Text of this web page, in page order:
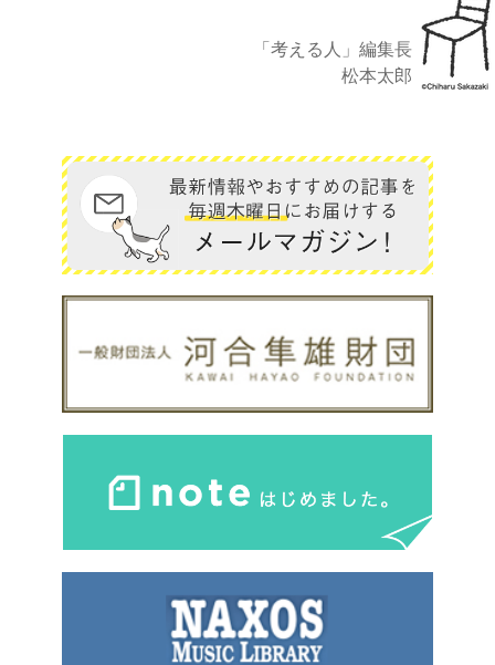
「考える人」編集長
松本太郎